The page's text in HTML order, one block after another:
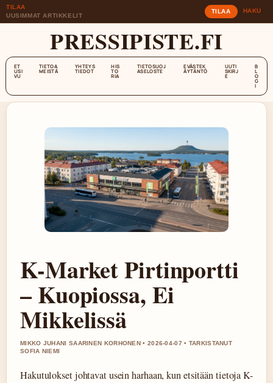
TILAA
UUSIMMAT ARTIKKELIT
TILAA HAKU
PRESSIPISTE.FI
ET
USI
VU
TIETOA
MEISTÄ
YHTEYS
TIEDOT
HIS
TO
RIA
TIETOSUOJ
ASELOSTE
EVÄSTEK
ÄYTÄNTÖ
UUTI
SKIRJ
E
B
L
O
G
I
K-Market Pirtinportti
– Kuopiossa, Ei
Mikkelissä
MIKKO JUHANI SAARINEN KORHONEN • 2026-04-07 • TARKISTANUT
SOFIA NIEMI
Hakutulokset johtavat usein harhaan, kun etsitään tietoja K-